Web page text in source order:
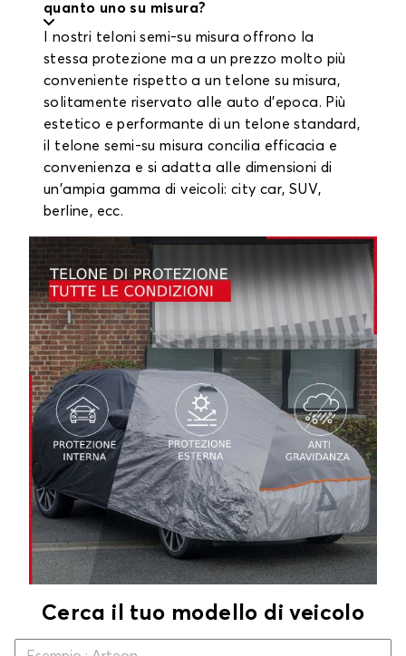
quanto uno su misura?
I nostri teloni semi-su misura offrono la
stessa protezione ma a un prezzo molto più
conveniente rispetto a un telone su misura,
solitamente riservato alle auto d'epoca. Più
estetico e performante di un telone standard,
il telone semi-su misura concilia efficacia e
convenienza e si adatta alle dimensioni di
un'ampia gamma di veicoli: city car, SUV,
berline, ecc.
Cerca il tuo modello di veicolo